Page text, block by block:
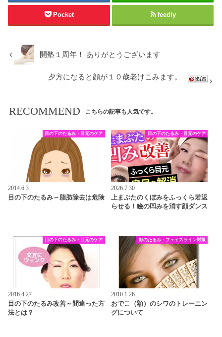
Pocket feedly
開塾１周年！ ありがとうございます
夕方になると顔が１０歳老けこみます。
RECOMMEND こちらの記事も人気です。
目の下のたるみ・目元のケア
2014.6.3
目の下のたるみ～脂肪除去は危険
目の下のたるみ・目元のケア
2026.7.30
上まぶたのくぼみをふっくら若返
らせる！瞼の凹みを消す顔ダンス
目の下のたるみ・目元のケア
2016.4.27
目の下のたるみ改善～間違った方
法とは？
顔のたるみ・フェイスライン対策
2010.1.26
おでこ（額）のシワのトレーニン
グについて